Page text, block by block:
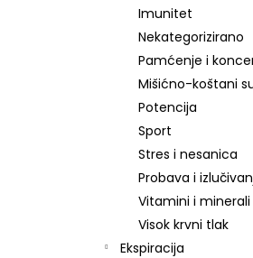
Imunitet
Nekategorizirano
Pamćenje i
Mišićno-koštani
Potencija
Sport
Stres i nesanica
Probava i
Vitamini i minerali
Visok krvni tlak
Ekspiracija